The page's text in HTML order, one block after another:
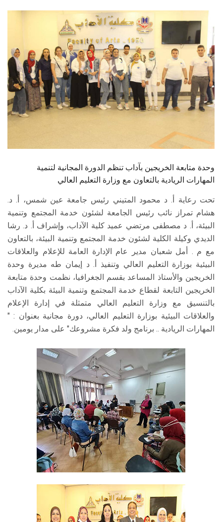
الطلاب
الدراسات العليا
الخريجين
الموظفون
الزائـرون
سجل الان
وحدة متابعة الخريجين بآداب تنظم الدورة المجانية لتنمية
المهارات الريادية بالتعاون مع وزارة التعليم العالي
تحت رعاية أ. د محمود المتيني رئيس جامعة عين شمس، أ. د.
هشام تمراز نائب رئيس الجامعة لشئون خدمة المجتمع وتنمية
البيئة، أ. د مصطفى مرتضي عميد كلية الآداب، وإشراف أ. د. رشا
الديدي وكيلة الكلية لشئون خدمة المجتمع وتنمية البيئة، بالتعاون
مع م . أمل شعبان مدير عام الإدارة العامة للإعلام والعلاقات
البيئية بوزارة التعليم العالي وتنفيذ أ. د إيمان طه مديرة وحدة
الخريجين والأستاذ المساعد بقسم الجغرافيا، نظمت وحدة متابعة
الخريجين التابعة لقطاع خدمة المجتمع وتنمية البيئة بكلية الآداب
بالتنسيق مع وزارة التعليم العالي متمثلة في إدارة الإعلام
والعلاقات البيئية بوزارة التعليم العالي، دورة مجانية بعنوان : "
المهارات الريادية .. برنامج ولد فكرة مشروعك" على مدار يومين.